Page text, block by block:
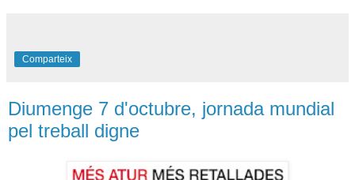
Comparteix
Diumenge 7 d'octubre, jornada mundial
pel treball digne